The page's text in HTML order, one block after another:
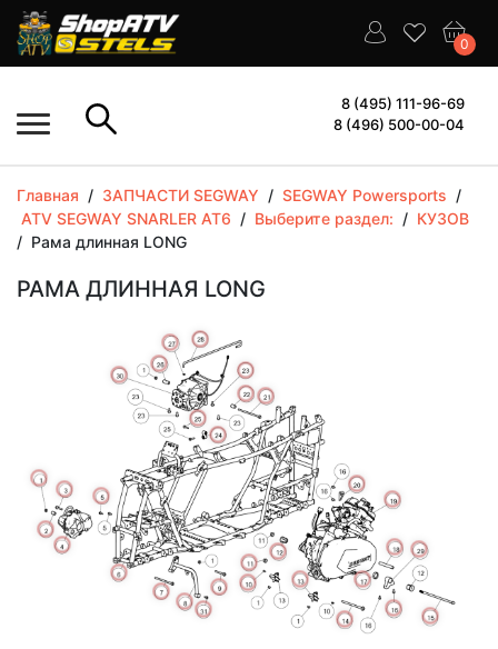
0
8 (495) 111-96-69
8 (496) 500-00-04
Главная / ЗАПЧАСТИ SEGWAY / SEGWAY Powersports /
ATV SEGWAY SNARLER AT6 / Выберите раздел: / КУЗОВ
/ Рама длинная LONG
РАМА ДЛИННАЯ LONG
More
More
More
More
More
More
More
More
MoreMore
More
More
More
More More
More
More
More
More
More
More
More
More
More
More
More
MoreMore
More
More
More